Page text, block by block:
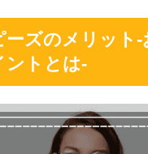
ーズのメリット
ントとは-